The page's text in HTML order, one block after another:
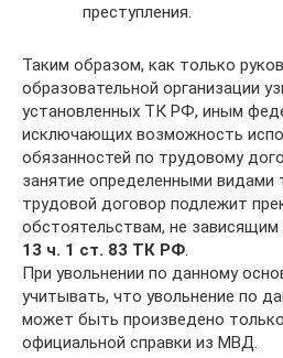
преступления.
Таким образом, как только
образовательной организации
установленных ТК РФ, иным
исключающих возможность
обязанностей по трудовому
занятие определенными видами
трудовой договор подлежит
обстоятельствам, не
13 ч. 1 ст. 83 ТК РФ
При увольнении по данному
учитывать, что увольнение по
может быть произведено
официальной справки из МВД.